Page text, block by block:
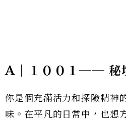
A｜１００１── 秘
你是個充滿活力和探險精神
味。在平凡的日常中，也想